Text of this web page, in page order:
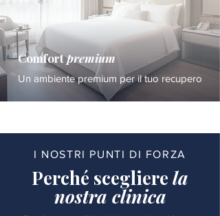
Comfortpremium
Un ambiente premium per il tuo recupero
I NOSTRI PUNTI DI FORZA
Perché scegliere la
nostra clinica